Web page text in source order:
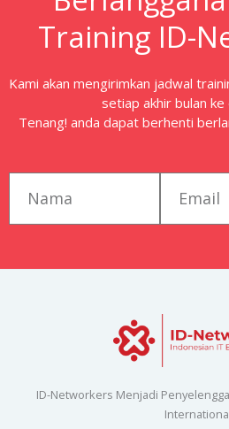
Training ID-
Kami akan mengirimkan jadwal
setiap akhir bulan ke
Tenang! anda dapat berhenti
ID-Networkers Menjadi